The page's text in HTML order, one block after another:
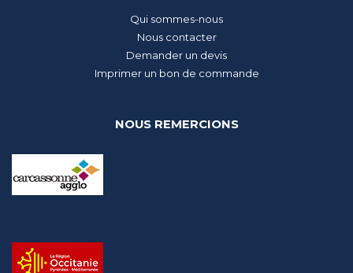
Qui sommes-nous
Nous contacter
Demander un devis
Imprimer un bon de commande
NOUS REMERCIONS